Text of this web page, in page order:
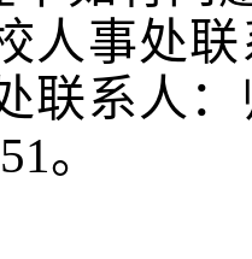
人事处联
联系人：
。